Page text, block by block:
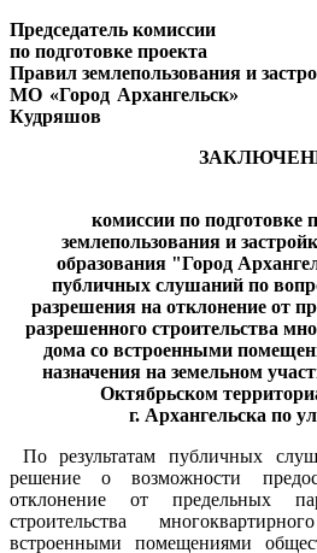
Председатель комиссии
по подготовке проекта
Правил землепользования и
МО «Город
Кудряшов
комиссии по подготовке
землепользования и
образования "Город
публичных слушаний по
разрешения на отклонение от
разрешенного строительства
дома со встроенными
назначения на земельном
Октябрьском
г. Архангельска по
По результатам публичных
решение о возможности
отклонение от предельных
строительства
встроенными помещениями